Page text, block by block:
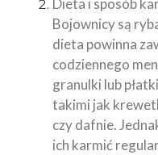
Dieta i sposób
Bojownicy są
dieta powinna
codziennego
granulki lub
takimi jak
czy dafnie.
ich karmić